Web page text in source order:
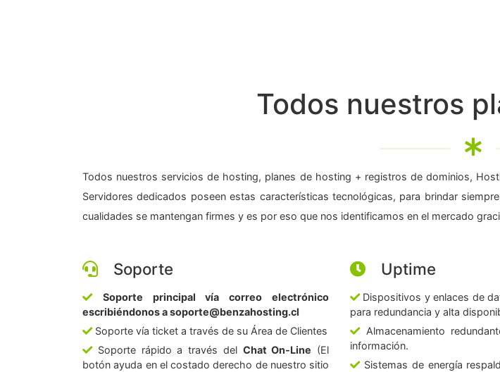
Todos nuestros
Todos nuestros servicios de hosting, planes de hosting + registros de dominios,
Servidores dedicados poseen estas características tecnológicas, para brindar
cualidades se mantengan firmes y es por eso que nos identificamos en el mercado
Soporte
Soporte principal vía correo electrónico
escribiéndonos a soporte@benzahosting.cl
Soporte vía ticket a través de su Área de Clientes
Soporte rápido a través del Chat On-Line (El
botón ayuda en el costado derecho de nuestro sitio
Uptime
Dispositivos y enlaces de
para redundancia y alta
Almacenamiento
información.
Sistemas de energía